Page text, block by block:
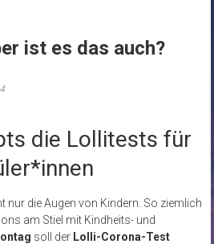
ist es das auch?
die Lollitests für
nur die Augen von Kindern. So ziemlich
am Stiel mit Kindheits- und
soll der Lolli-Corona-Test